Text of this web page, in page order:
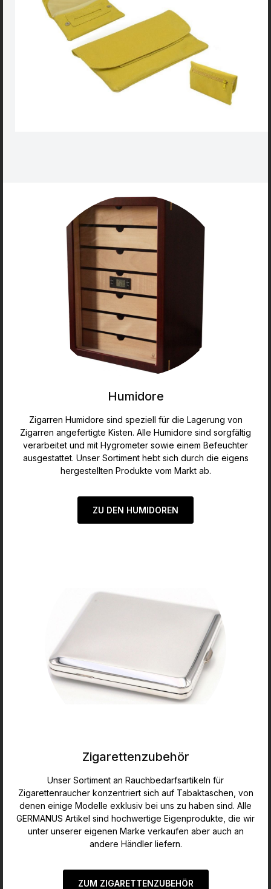
Humidore
Zigarren Humidore sind speziell für die Lagerung von
Zigarren angefertigte Kisten. Alle Humidore sind sorgfältig
verarbeitet und mit Hygrometer sowie einem Befeuchter
ausgestattet. Unser Sortiment hebt sich durch die eigens
hergestellten Produkte vom Markt ab.
ZU DEN HUMIDOREN
Zigarettenzubehör
Unser Sortiment an Rauchbedarfsartikeln für
Zigarettenraucher konzentriert sich auf Tabaktaschen, von
denen einige Modelle exklusiv bei uns zu haben sind. Alle
GERMANUS Artikel sind hochwertige Eigenprodukte, die wir
unter unserer eigenen Marke verkaufen aber auch an
andere Händler liefern.
ZUM ZIGARETTENZUBEHÖR